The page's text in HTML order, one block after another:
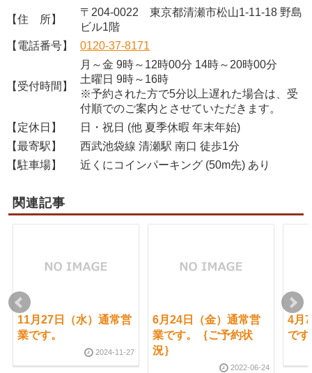
【住 所】
〒204-0022 東京都清瀬市松山1-11-18 野島
ビル1階
【電話番号】
0120-37-8171
【受付時間】
月～金 9時～12時00分 14時～20時00分
土曜日 9時～16時
※予約された方で5分以上遅れた場合は、受
付順でのご案内とさせていただきます。
【定休日】
日・祝日 (他 夏季休暇 年末年始)
【最寄駅】
西武池袋線 清瀬駅 南口 徒歩1分
【駐車場】
近くにコインパーキング (50m先) あり
関連記事
11月27日（水）通常営
業です。
2024-11-27
6月24日（金）通常営
業です。｛ご予約状
況｝
2022-06-24
4月
で